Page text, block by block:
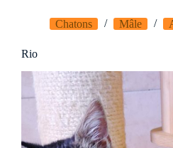
Chatons Mâle
Rio